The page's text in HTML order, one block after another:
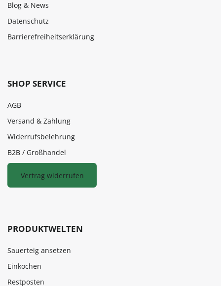
Blog & News
Datenschutz
Barrierefreiheitserklärung
SHOP SERVICE
AGB
Versand & Zahlung
Widerrufsbelehrung
B2B / Großhandel
Vertrag widerrufen
PRODUKTWELTEN
Sauerteig ansetzen
Einkochen
Restposten